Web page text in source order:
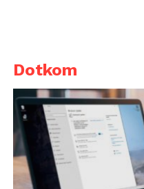
Dotkom